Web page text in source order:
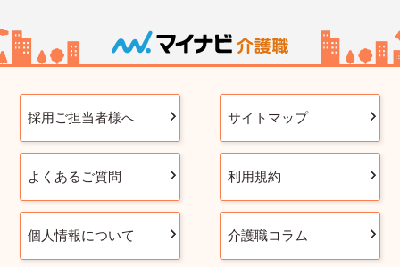
採用ご担当者様へ サイトマップ
よくあるご質問 利用規約
個人情報について 介護職コラム